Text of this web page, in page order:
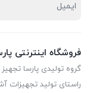
فروشگاه اینترنتی
راستای تولید تجهیزات